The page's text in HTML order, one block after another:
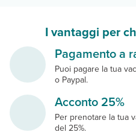
I vantaggi per
Pagamento a
Puoi pagare la tua
o Paypal.
Acconto 25%
Per prenotare la tua
del 25%.